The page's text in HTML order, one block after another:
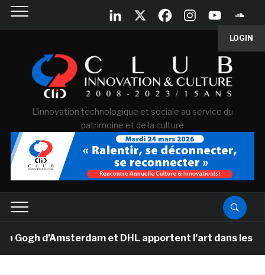
LOGIN
L'innovation technologique et sociale au service du
patrimoine et de la culture
d’Amsterdam et DHL apportent l’art dans les